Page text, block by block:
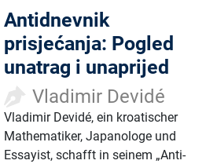
Antidnevnik
prisjećanja: Pogled
unatrag i unaprijed
Vladimir Devidé
Vladimir Devidé, ein kroatischer
Mathematiker, Japanologe und
Essayist, schafft in seinem „Anti-